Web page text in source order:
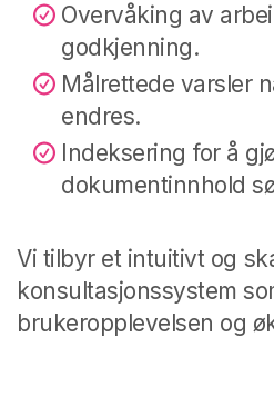
Overvåking av
godkjenning.
Målrettede varsler
endres.
Indeksering for å
dokumentinnhold
Vi tilbyr et intuitivt og
konsultasjonssystem
brukeropplevelsen og